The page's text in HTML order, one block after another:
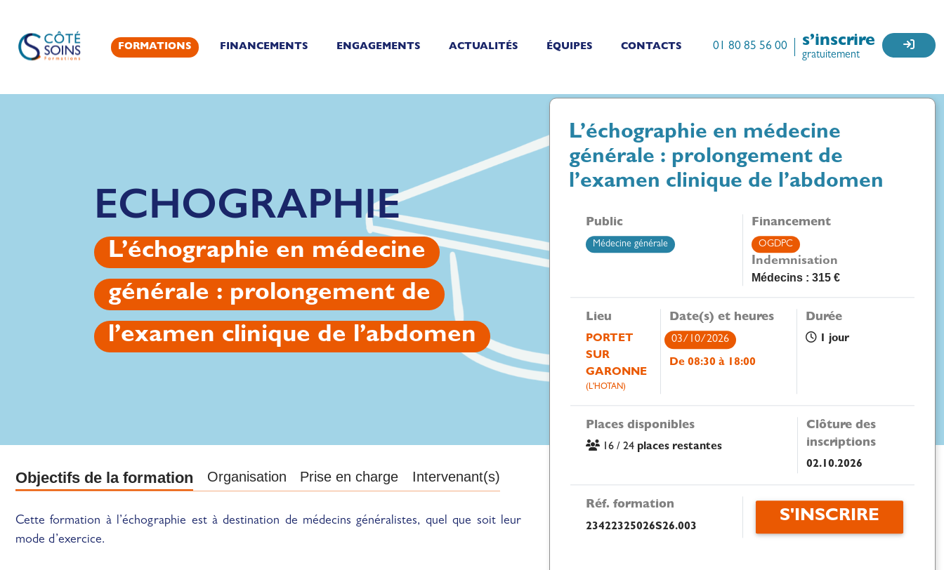
FORMATIONS FINANCEMENTS ENGAGEMENTS ACTUALITÉS ÉQUIPES CONTACTS 01 80 85 56 00 s’inscrire
gratuitement
ECHOGRAPHIE
L’échographie en médecine
générale : prolongement de
l’examen clinique de l’abdomen
Objectifs de la formation Organisation Prise en charge Intervenant(s)
Cette formation à l’échographie est à destination de médecins généralistes, quel que soit leur
mode d’exercice.
L’échographie en médecine
générale : prolongement de
l’examen clinique de l’abdomen
Public
Médecine générale
Financement
OGDPC
Indemnisation
Médecins : 315 €
Lieu
PORTET
SUR
GARONNE
(L'HOTAN)
Date(s) et heures
03/10/2026
De 08:30 à 18:00
Durée
1 jour
Places disponibles
16 / 24 places restantes
Clôture des
inscriptions
02.10.2026
Réf. formation
23422325026S26.003
S'INSCRIRE